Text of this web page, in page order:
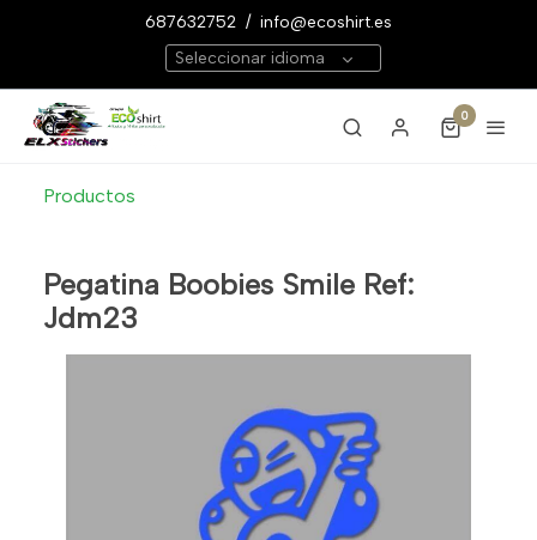
687632752 / info@ecoshirt.es
Seleccionar idioma
0
Productos
Pegatina Boobies Smile Ref:
Jdm23